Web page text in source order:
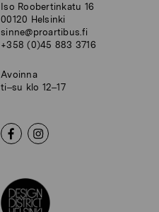
Iso Roobertinkatu 16
00120 Helsinki
sinne@proartibus.fi
+358 (0)45 883 3716
Avoinna
ti–su klo 12–17